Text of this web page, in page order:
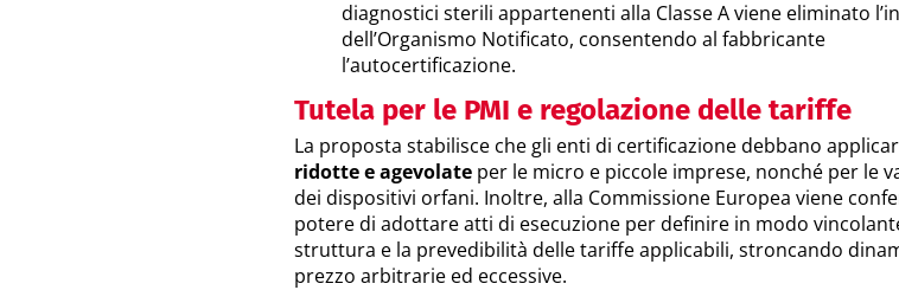
diagnostici sterili appartenenti alla Classe A viene eliminato
dell’Organismo Notificato, consentendo al fabbricante
l’autocertificazione.
Tutela per le PMI e regolazione delle tariffe
La proposta stabilisce che gli enti di certificazione debbano
ridotte e agevolate per le micro e piccole imprese, nonché per le
dei dispositivi orfani. Inoltre, alla Commissione Europea viene
potere di adottare atti di esecuzione per definire in modo
struttura e la prevedibilità delle tariffe applicabili, stroncando
prezzo arbitrarie ed eccessive.